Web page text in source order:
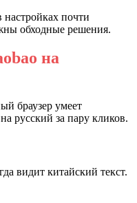
почти
обходные решения.
на
браузер умеет
русский за пару кликов.
видит китайский текст.